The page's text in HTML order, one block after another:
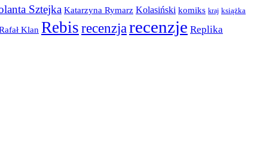
Sztejka Katarzyna Rymarz Kolasiński komiks kraj książka
Klan Rebisrecenzjarecenzje Replika